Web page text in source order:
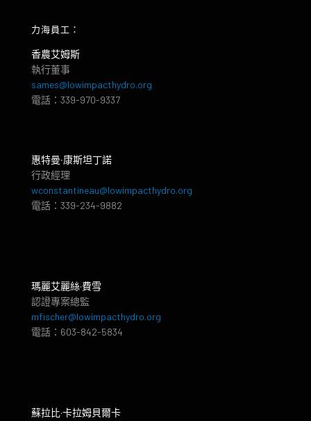
力海員工：
香農艾姆斯
執行董事
sames@lowimpacthydro.org
電話：339-970-9337
惠特曼‧康斯坦丁諾
行政經理
wconstantineau@lowimpacthydro.org
電話：339-234-9882
瑪麗艾麗絲·費雪
認證專案總監
mfischer@lowimpacthydro.org
電話：603-842-5834
蘇拉比·卡拉姆貝爾卡